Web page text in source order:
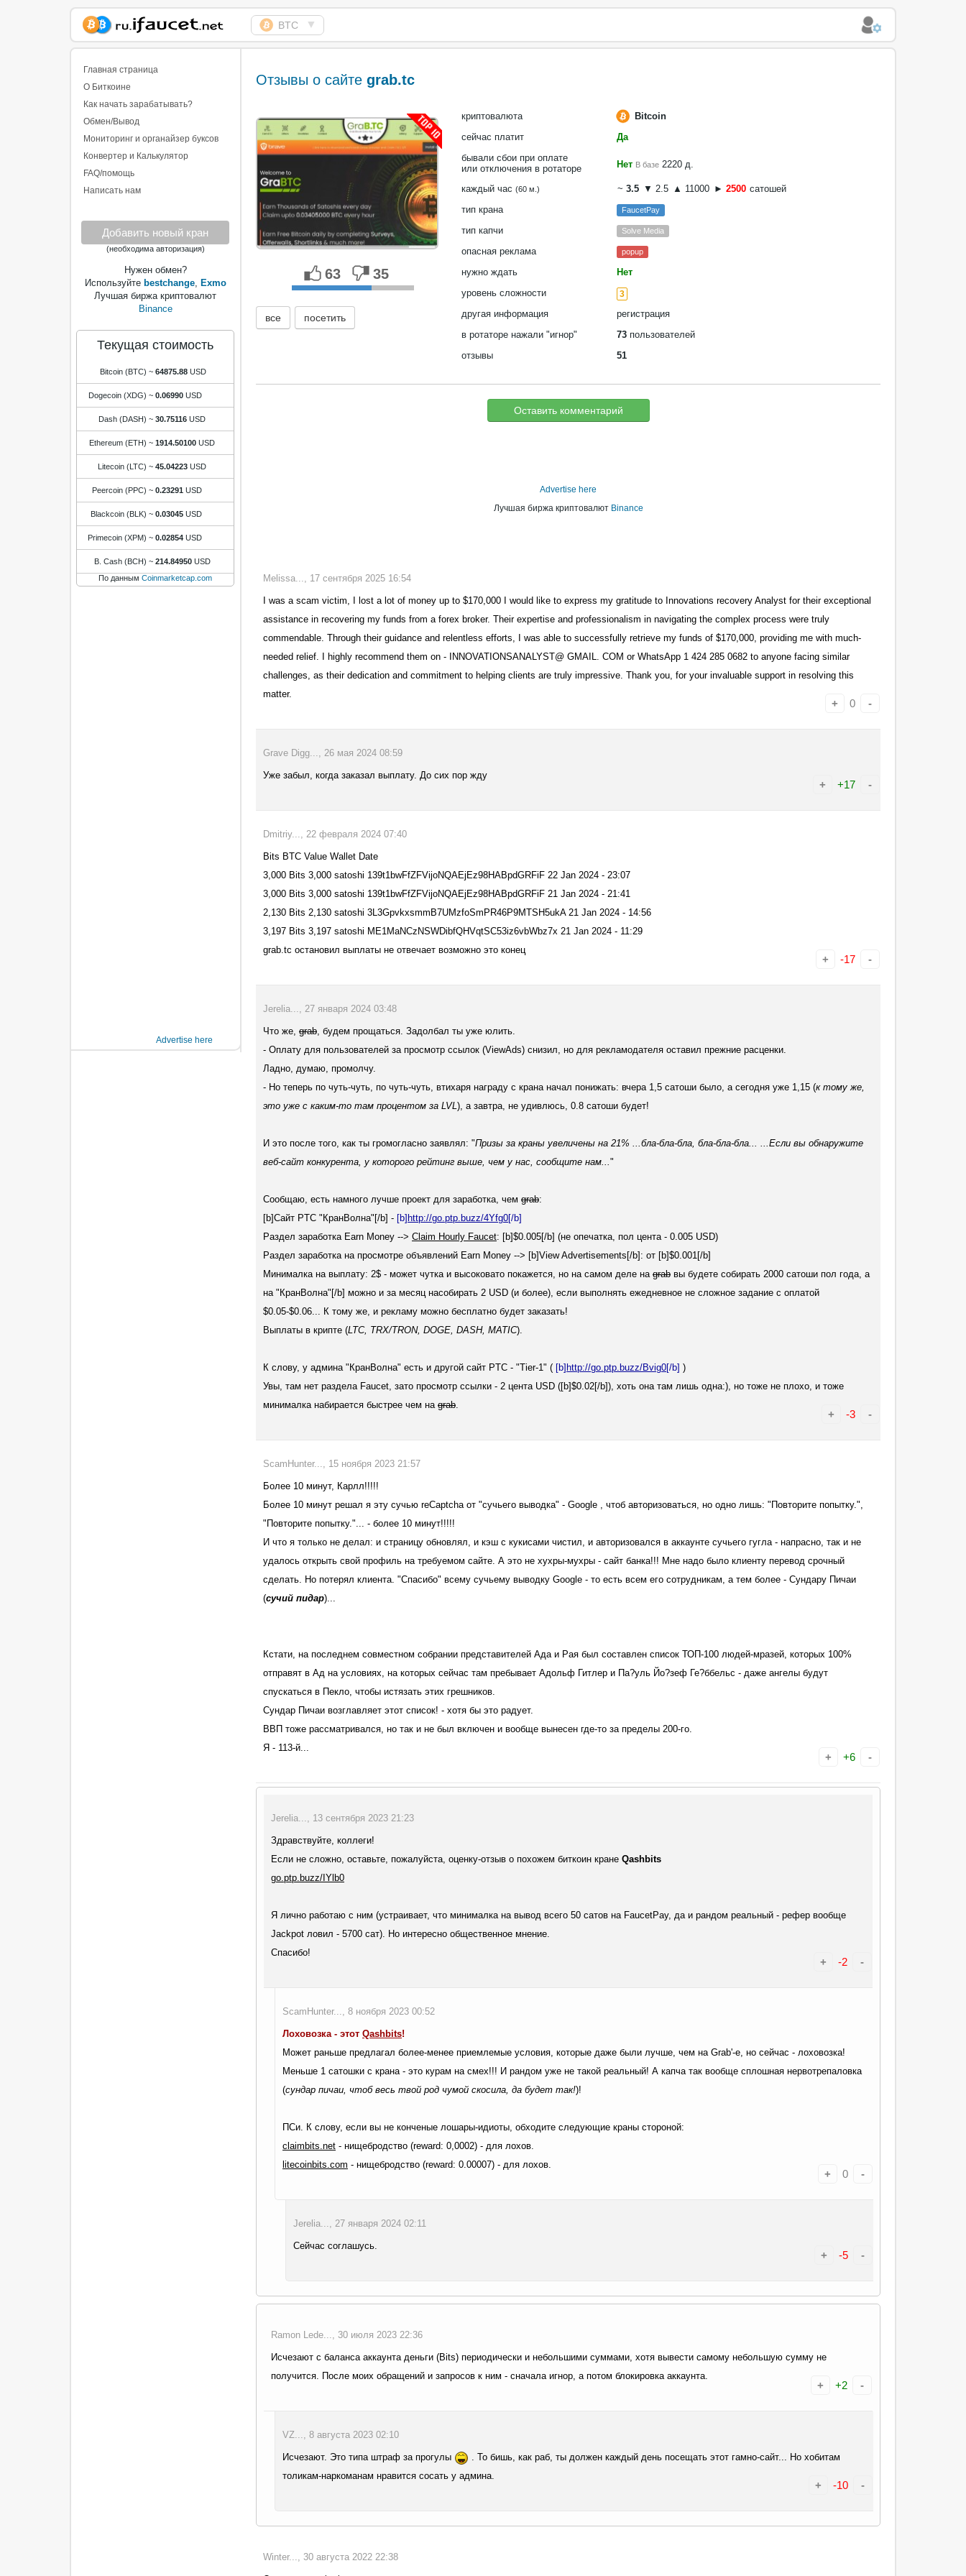
Сборщик Биткоина
самая большая
коллекция
BTC ▼
Главная страница
О Биткоине
Как начать зарабатывать?
Обмен/Вывод
Мониторинг и органайзер буксов
Конвертер и Калькулятор
FAQ/помощь
Написать нам
Добавить новый кран
(необходима авторизация)
Нужен обмен?
Используйте bestchange, Exmo
Лучшая биржа криптовалют
Binance
Текущая стоимость
Bitcoin (BTC) ~ 64875.88 USD
Dogecoin (XDG) ~ 0.06990 USD
Dash (DASH) ~ 30.75116 USD
Ethereum (ETH) ~ 1914.50100 USD
Litecoin (LTC) ~ 45.04223 USD
Peercoin (PPC) ~ 0.23291 USD
Blackcoin (BLK) ~ 0.03045 USD
Primecoin (XPM) ~ 0.02854 USD
B. Cash (BCH) ~ 214.84950 USD
По данным Coinmarketcap.com
Advertise here
Отзывы о сайте grab.tc
63 35
все посетить
криптовалюта
Bitcoin
сейчас платит
Да
бывали сбои при оплате
или отключения в ротаторе
Нет В базе 2220 д.
каждый час (60 м.) ~ 3.5 ▼ 2.5 ▲ 11000 ► 2500 сатошей
тип крана
FaucetPay
тип капчи Solve Media
опасная реклама popup
нужно ждать
Нет
уровень сложности
3
другая информация
регистрация
в ротаторе нажали "игнор"
73 пользователей
отзывы
51
Оставить комментарий
Advertise here
Лучшая биржа криптовалют Binance
Melissa..., 17 сентября 2025 16:54
I was a scam victim, I lost a lot of money up to $170,000 I would like to express my gratitude to Innovations recovery Analyst for their exceptional
assistance in recovering my funds from a forex broker. Their expertise and professionalism in navigating the complex process were truly
commendable. Through their guidance and relentless efforts, I was able to successfully retrieve my funds of $170,000, providing me with much-
needed relief. I highly recommend them on - INNOVATIONSANALYST@ GMAIL. COM or WhatsApp 1 424 285 0682 to anyone facing similar
challenges, as their dedication and commitment to helping clients are truly impressive. Thank you, for your invaluable support in resolving this
matter.
+ 0 -
Grave Digg..., 26 мая 2024 08:59
Уже забыл, когда заказал выплату. До сих пор жду
+ +17 -
Dmitriy..., 22 февраля 2024 07:40
Bits BTC Value Wallet Date
3,000 Bits 3,000 satoshi 139t1bwFfZFVijoNQAEjEz98HABpdGRFiF 22 Jan 2024 - 23:07
3,000 Bits 3,000 satoshi 139t1bwFfZFVijoNQAEjEz98HABpdGRFiF 21 Jan 2024 - 21:41
2,130 Bits 2,130 satoshi 3L3GpvkxsmmB7UMzfoSmPR46P9MTSH5ukA 21 Jan 2024 - 14:56
3,197 Bits 3,197 satoshi ME1MaNCzNSWDibfQHVqtSC53iz6vbWbz7x 21 Jan 2024 - 11:29
grab.tc остановил выплаты не отвечает возможно это конец
+ -17 -
Jerelia..., 27 января 2024 03:48
Что же, grab, будем прощаться. Задолбал ты уже юлить.
- Оплату для пользователей за просмотр ссылок (ViewAds) снизил, но для рекламодателя оставил прежние расценки.
Ладно, думаю, промолчу.
- Но теперь по чуть-чуть, по чуть-чуть, втихаря награду с крана начал понижать: вчера 1,5 сатоши было, а сегодня уже 1,15 (к тому же,
это уже с каким-то там процентом за LVL), а завтра, не удивлюсь, 0.8 сатоши будет!
И это после того, как ты громогласно заявлял: "Призы за краны увеличены на 21% ...бла-бла-бла, бла-бла-бла... ...Если вы обнаружите
веб-сайт конкурента, у которого рейтинг выше, чем у нас, сообщите нам..."
Сообщаю, есть намного лучше проект для заработка, чем grab:
[b]Сайт PTC "КранВолна"[/b] - [b] http://go.ptp. buzz/4Yfg0[/b]
Раздел заработка Earn Money --> Claim Hourly Faucet: [b]$0.005[/b] (не опечатка, пол цента - 0.005 USD)
Раздел заработка на просмотре объявлений Earn Money --> [b]View Advertisements[/b]: от [b]$0.001[/b]
Минималка на выплату: 2$ - может чутка и высоковато покажется, но на самом деле на grab вы будете собирать 2000 сатоши пол года, а
на "КранВолна"[/b] можно и за месяц насобирать 2 USD (и более), если выполнять ежедневное не сложное задание с оплатой
$0.05-$0.06... К тому же, и рекламу можно бесплатно будет заказать!
Выплаты в крипте (LTC, TRX/TRON, DOGE, DASH, MATIC).
К слову, у админа "КранВолна" есть и другой сайт PTC - "Tier-1" ( [b] http://go.ptp. buzz/Bvig0[/b] )
Увы, там нет раздела Faucet, зато просмотр ссылки - 2 цента USD ([b]$0.02[/b]), хоть она там лишь одна:), но тоже не плохо, и тоже
минималка набирается быстрее чем на grab.
+ -3 -
ScamHunter..., 15 ноября 2023 21:57
Более 10 минут, Карлл!!!!!
Более 10 минут решал я эту сучью reCaptcha от "сучьего выводка" - Google , чтоб авторизоваться, но одно лишь: "Повторите попытку.",
"Повторите попытку."... - более 10 минут!!!!!
И что я только не делал: и страницу обновлял, и кэш с кукисами чистил, и авторизовался в аккаунте сучьего гугла - напрасно, так и не
удалось открыть свой профиль на требуемом сайте. А это не хухры-мухры - сайт банка!!! Мне надо было клиенту перевод срочный
сделать. Но потерял клиента. "Спасибо" всему сучьему выводку Google - то есть всем его сотрудникам, а тем более - Сундару Пичаи
(сучий пидар)...
Кстати, на последнем совместном собрании представителей Ада и Рая был составлен список ТОП-100 людей-мразей, которых 100%
отправят в Ад на условиях, на которых сейчас там пребывает Адольф Гитлер и Па?уль Йо?зеф Ге?ббельс - даже ангелы будут
спускаться в Пекло, чтобы истязать этих грешников.
Сундар Пичаи возглавляет этот список! - хотя бы это радует.
ВВП тоже рассматривался, но так и не был включен и вообще вынесен где-то за пределы 200-го.
Я - 113-й...
+ +6 -
Jerelia..., 13 сентября 2023 21:23
Здравствуйте, коллеги!
Если не сложно, оставьте, пожалуйста, оценку-отзыв о похожем биткоин кране Qashbits
go.ptp.buzz/IYlb0
Я лично работаю с ним (устраивает, что минималка на вывод всего 50 сатов на FaucetPay, да и рандом реальный - рефер вообще
Jackpot ловил - 5700 сат). Но интересно общественное мнение.
Спасибо!
+ -2 -
ScamHunter..., 8 ноября 2023 00:52
Лоховозка - этот Qashbits!
Может раньше предлагал более-менее приемлемые условия, которые даже были лучше, чем на Grab'-е, но сейчас - лоховозка!
Меньше 1 сатошки с крана - это курам на смех!!! И рандом уже не такой реальный! А капча так вообще сплошная нервотрепаловка
(сундар пичаи, чтоб весь твой род чумой скосила, да будет так!)!
ПСи. К слову, если вы не конченые лошары-идиоты, обходите следующие краны стороной:
claimbits.net - нищебродство (reward: 0,0002) - для лохов.
litecoinbits.com - нищебродство (reward: 0.00007) - для лохов.
+ 0 -
Jerelia..., 27 января 2024 02:11
Сейчас соглашусь.
+ -5 -
Ramon Lede..., 30 июля 2023 22:36
Исчезают с баланса аккаунта деньги (Bits) периодически и небольшими суммами, хотя вывести самому небольшую сумму не
получится. После моих обращений и запросов к ним - сначала игнор, а потом блокировка аккаунта.
+ +2 -
VZ..., 8 августа 2023 02:10
Исчезают. Это типа штраф за прогулы
. То бишь, как раб, ты должен каждый день посещать этот гамно-сайт... Но хобитам
толикам-наркоманам нравится сосать у админа.
+ -10 -
Winter..., 30 августа 2022 22:38